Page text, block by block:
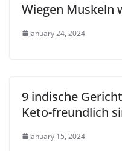
Wiegen Muskeln
January 24, 2024
9 indische
Keto-freundlich
January 15, 2024